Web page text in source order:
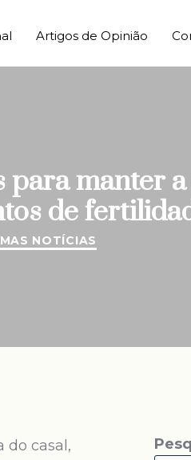
Artigos de Opinião
para manter
de
NOTÍCIAS
do casal,